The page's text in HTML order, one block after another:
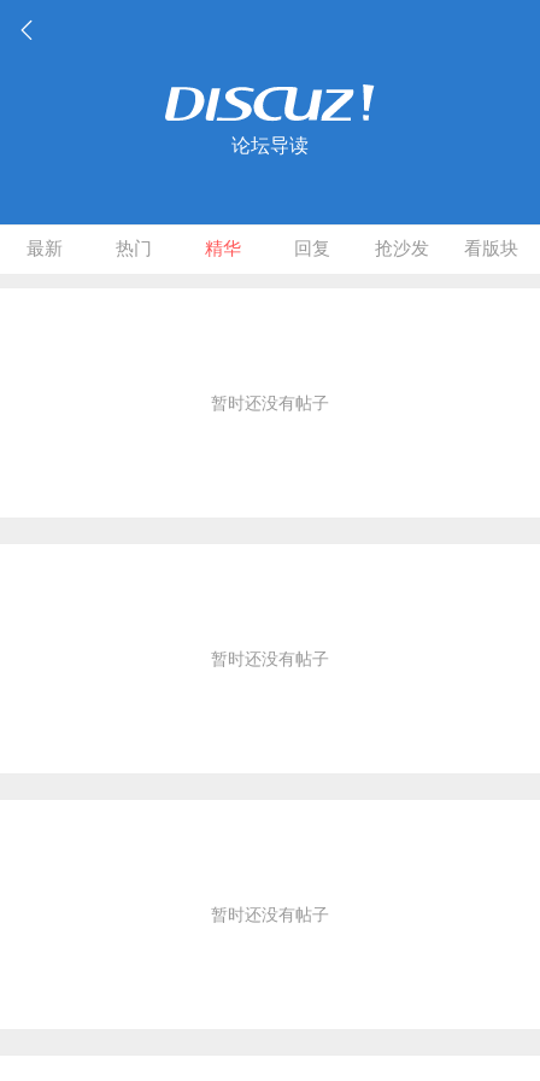
论坛导读
最新 热门 精华 回复 抢沙发 看版块
暂时还没有帖子
暂时还没有帖子
暂时还没有帖子